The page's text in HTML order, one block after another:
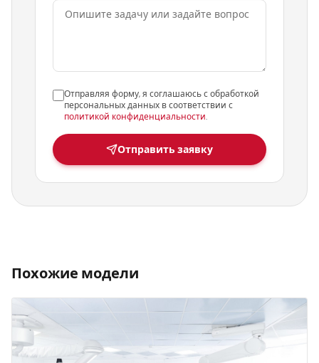
Отправляя форму, я соглашаюсь с обработкой
персональных данных в соответствии с
политикой конфиденциальности.
Отправить заявку
Похожие модели